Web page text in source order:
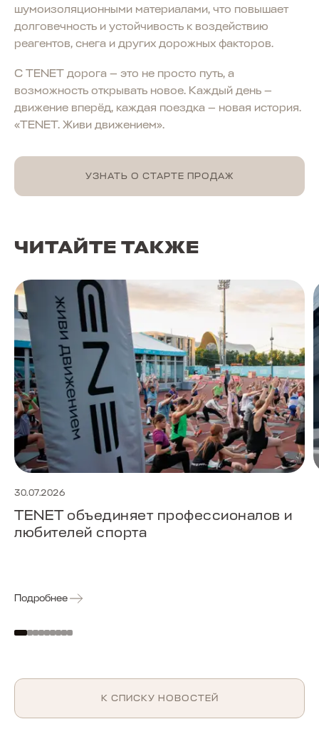
шумоизоляционными материалами, что повышает
долговечность и устойчивость к воздействию
реагентов, снега и других дорожных факторов.
С TENET дорога — это не просто путь, а
возможность открывать новое. Каждый день —
движение вперёд, каждая поездка — новая история.
«TENET. Живи движением».
УЗНАТЬ О СТАРТЕ ПРОДАЖ
ЧИТАЙТЕ ТАКЖЕ
30.07.2026
TENET объединяет профессионалов и
любителей спорта
Подробнее
К СПИСКУ НОВОСТЕЙ